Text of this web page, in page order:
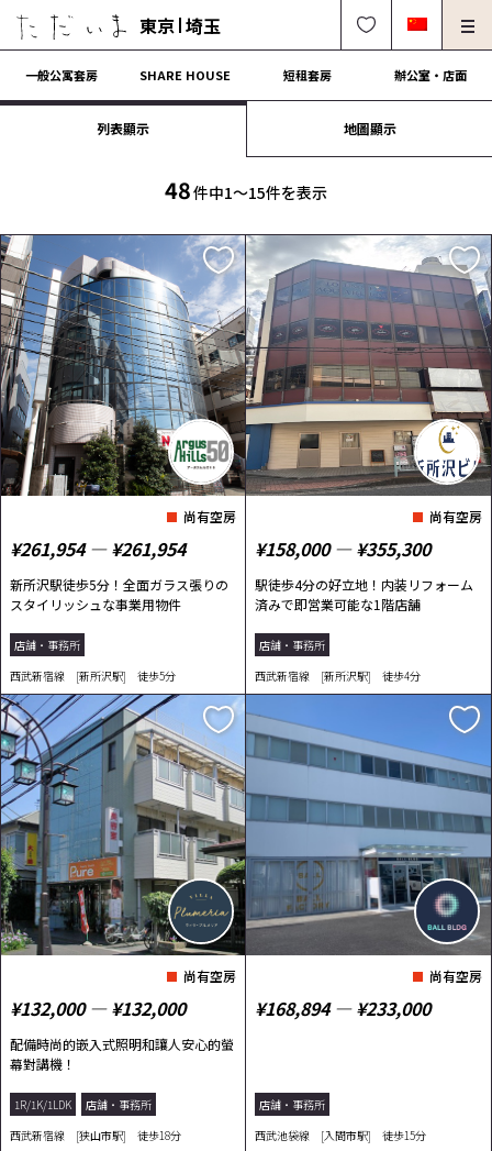
東京 埼玉
中文可 English OK 0120-249-900
房東、物件管理請進
法人契約租屋請進
簽約流程
營運會社
一般公寓套房 SHARE HOUSE 短租套房 辦公室・店面
列表顯示 地圖顯示
48件中1〜15件を表示
尚有空房
¥261,954 ― ¥261,954
新所沢駅徒歩5分！全面ガラス張りの
スタイリッシュな事業用物件
店舗・事務所
西武新宿線 [新所沢駅] 徒歩5分
尚有空房
¥158,000 ― ¥355,300
駅徒歩4分の好立地！内装リフォーム
済みで即営業可能な1階店舗
店舗・事務所
西武新宿線 [新所沢駅] 徒歩4分
尚有空房
¥132,000 ― ¥132,000
配備時尚的嵌入式照明和讓人安心的螢
幕對講機！
1R/1K/1LDK
店舗・事務所
西武新宿線 [狭山市駅] 徒歩18分
尚有空房
¥168,894 ― ¥233,000
店舗・事務所
西武池袋線 [入間市駅] 徒歩15分